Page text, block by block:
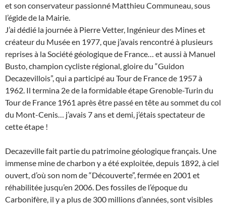
et son conservateur passionné Matthieu Communeau, sous
l’égide de la Mairie.
J’ai dédié la journée à Pierre Vetter, Ingénieur des Mines et
créateur du Musée en 1977, que j’avais rencontré à plusieurs
reprises à la Société géologique de France… et aussi à Manuel
Busto, champion cycliste régional, gloire du “Guidon
Decazevillois”, qui a participé au Tour de France de 1957 à
1962. Il termina 2e de la formidable étape Grenoble-Turin du
Tour de France 1961 après être passé en tête au sommet du col
du Mont-Cenis… j’avais 7 ans et demi, j’étais spectateur de
cette étape !
Decazeville fait partie du patrimoine géologique français. Une
immense mine de charbon y a été exploitée, depuis 1892, à ciel
ouvert, d’où son nom de “Découverte”, fermée en 2001 et
réhabilitée jusqu’en 2006. Des fossiles de l’époque du
Carbonifère, il y a plus de 300 millions d’années, sont visibles